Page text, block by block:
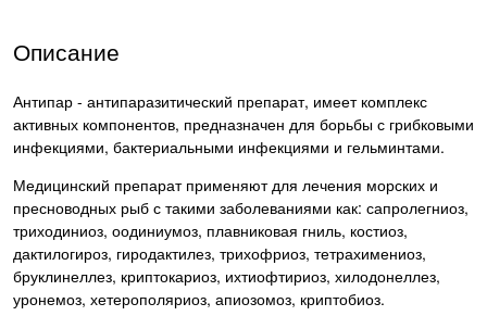
Описание
Антипар - антипаразитический препарат, имеет комплекс
активных компонентов, предназначен для борьбы с грибковыми
инфекциями, бактериальными инфекциями и гельминтами.
Медицинский препарат применяют для лечения морских и
пресноводных рыб с такими заболеваниями как: сапролегниоз,
триходиниоз, оодиниумоз, плавниковая гниль, костиоз,
дактилогироз, гиродактилез, трихофриоз, тетрахимениоз,
бруклинеллез, криптокариоз, ихтиофтириоз, хилодонеллез,
уронемоз, хетерополяриоз, апиозомоз, криптобиоз.